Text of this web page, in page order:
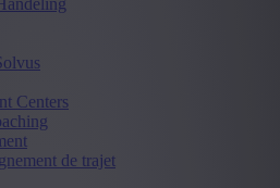
Centers
de trajet